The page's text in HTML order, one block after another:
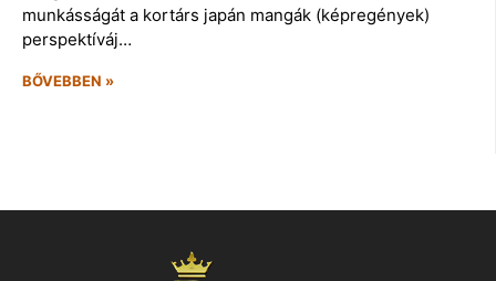
munkásságát a kortárs japán mangák (képregények)
perspektíváj…
BŐVEBBEN »